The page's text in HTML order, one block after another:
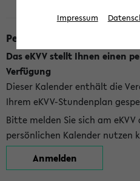
Persönlicher Kalender
Das eKVV stellt Ihnen einen
Verfügung
Dieser Kalender enthält die
Ihrem eKVV-Stundenplan
Bitte melden Sie sich am
persönlichen Kalender nutzen
Anmelden
Impressum